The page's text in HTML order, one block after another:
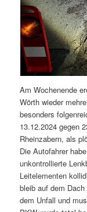
Am Wochenende
Wörth wieder
besonders
13.12.2024 gegen
Rheinzabern, als
Die Autofahrer
unkontrollierte
Leitelementen
bleib auf dem
dem Unfall und